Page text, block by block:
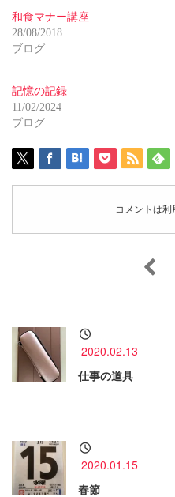
和食マナー講座
28/08/2018
ブログ
記憶の記録
11/02/2024
ブログ
コメントは利
2020.02.13
仕事の道具
2020.01.15
春節